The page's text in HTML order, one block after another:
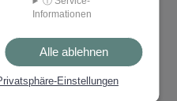
Informationen
Alle ablehnen
Einstellungen